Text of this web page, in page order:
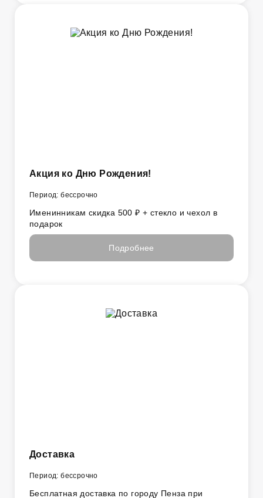
Акция ко Дню Рождения!
Период: бессрочно
Именинникам скидка 500 ₽ + стекло и чехол в
подарок
Подробнее
Доставка
Период: бессрочно
Бесплатная доставка по городу Пенза при